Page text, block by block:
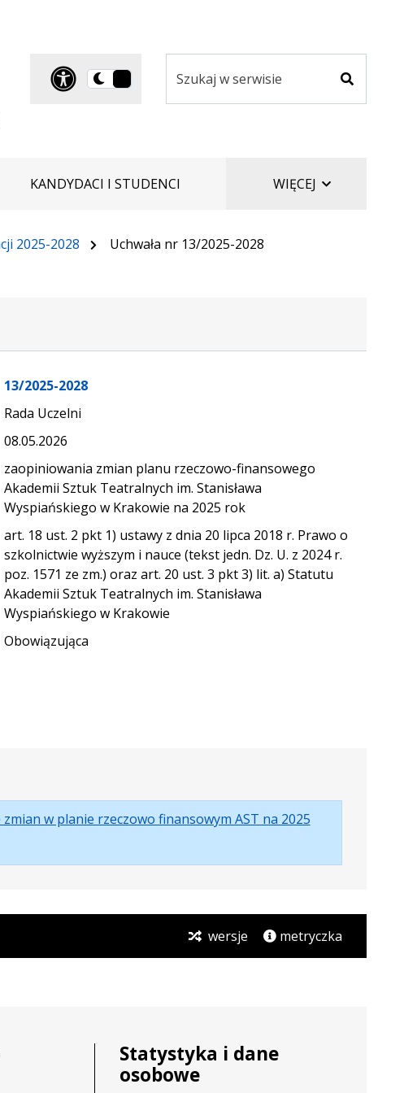
Panel dostosowania
Przełącz
serwisie
KANDYDACI I STUDENCI WIĘCEJ ELEMENTÓW
2025-2028 Uchwała nr 13/2025-2028
13/2025-2028
Rada Uczelni
08.05.2026
zaopiniowania zmian planu rzeczowo-finansowego
Akademii Sztuk Teatralnych im. Stanisława
Wyspiańskiego w Krakowie na 2025 rok
art. 18 ust. 2 pkt 1) ustawy z dnia 20 lipca 2018 r. Prawo o
szkolnictwie wyższym i nauce (tekst jedn. Dz. U. z 2024 r.
poz. 1571 ze zm.) oraz art. 20 ust. 3 pkt 3) lit. a) Statutu
Akademii Sztuk Teatralnych im. Stanisława
Wyspiańskiego w Krakowie
Obowiązująca
w planie rzeczowo finansowym AST na 2025...
karcie.
wersje metryczka
Statystyka i dane
osobowe